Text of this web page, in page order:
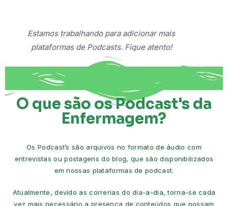
Estamos trabalhando para adicionar mais
plataformas de Podcasts. Fique atento!
O que são os Podcast's da
Enfermagem?
Os Podcast’s são arquivos no formato de áudio com
entrevistas ou postagens do blog, que são disponibilizados
em nossas plataformas de podcast.
Atualmente, devido as correrias do dia-a-dia, torna-se cada
vez mais necessário a presença de conteúdos que possam